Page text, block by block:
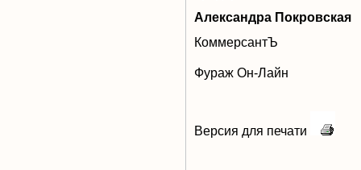
Александра Покровская
КоммерсантЪ
Фураж Он-Лайн
Версия для печати